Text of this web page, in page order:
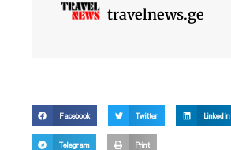
travelnews.ge
Facebook Twitter LinkedIn
Telegram Print